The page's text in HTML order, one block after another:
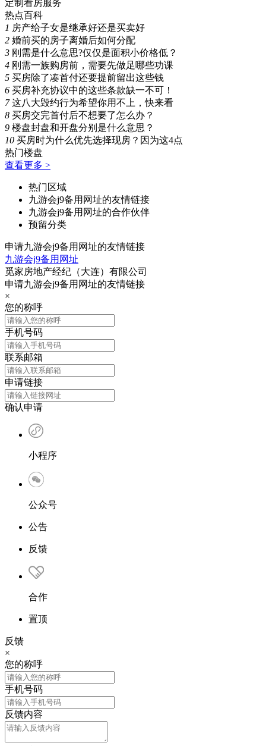
定制看房服务
热点百科
1 房产给子女是继承好还是买卖好
2 婚前买的房子离婚后如何分配
3 刚需是什么意思?仅仅是面积小价格低？
4 刚需一族购房前，需要先做足哪些功课
5 买房除了凑首付还要提前留出这些钱
6 买房补充协议中的这些条款缺一不可！
7 这八大毁约行为希望你用不上，快来看
8 买房交完首付后不想要了怎么办？
9 楼盘封盘和开盘分别是什么意思？
10 买房时为什么优先选择现房？因为这4点
热门楼盘
查看更多 >
热门区域
九游会j9备用网址的友情链接
九游会j9备用网址的合作伙伴
预留分类
申请九游会j9备用网址的友情链接
九游会j9备用网址
觅家房地产经纪（大连）有限公司
申请九游会j9备用网址的友情链接
×
您的称呼
手机号码
联系邮箱
申请链接
确认申请
小程序
公众号
公告
反馈
合作
置顶
反馈
×
您的称呼
手机号码
反馈内容